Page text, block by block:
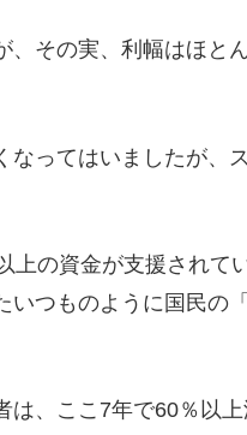
、その実、利幅はほと
ってはいましたが、
上の資金が支援されて
いつものように国民の
は、ここ7年で60％以